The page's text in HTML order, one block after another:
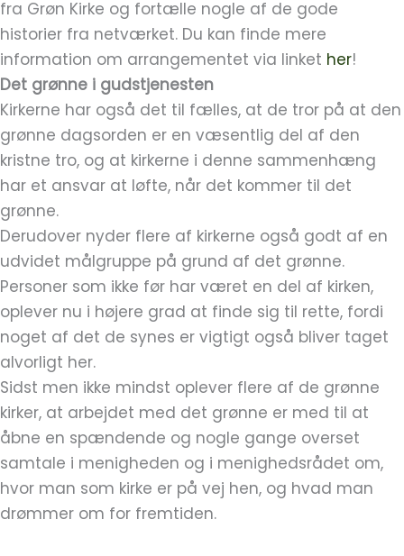
fra Grøn Kirke og fortælle nogle af de gode
historier fra netværket. Du kan finde mere
information om arrangementet via linket her!
Det grønne i gudstjenesten
Kirkerne har også det til fælles, at de tror på at den
grønne dagsorden er en væsentlig del af den
kristne tro, og at kirkerne i denne sammenhæng
har et ansvar at løfte, når det kommer til det
grønne.
Derudover nyder flere af kirkerne også godt af en
udvidet målgruppe på grund af det grønne.
Personer som ikke før har været en del af kirken,
oplever nu i højere grad at finde sig til rette, fordi
noget af det de synes er vigtigt også bliver taget
alvorligt her.
Sidst men ikke mindst oplever flere af de grønne
kirker, at arbejdet med det grønne er med til at
åbne en spændende og nogle gange overset
samtale i menigheden og i menighedsrådet om,
hvor man som kirke er på vej hen, og hvad man
drømmer om for fremtiden.